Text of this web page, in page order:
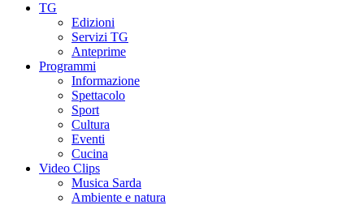
TG
Edizioni
Servizi TG
Anteprime
Programmi
Informazione
Spettacolo
Sport
Cultura
Eventi
Cucina
Video Clips
Musica Sarda
Ambiente e natura